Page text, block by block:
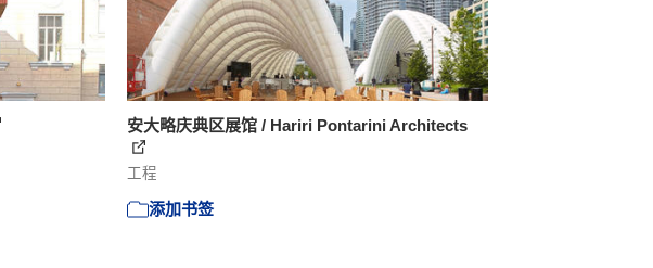
安大略庆典区展馆 / Hariri Pontarini Architects
工程
添加书签